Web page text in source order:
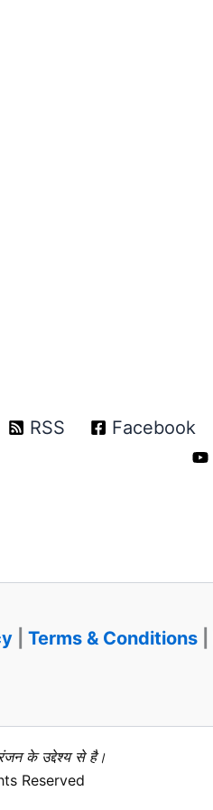
RSS Facebook
Terms & Conditions
के उद्देश्य से है।
Reserved